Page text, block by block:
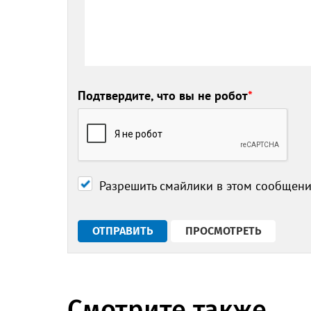
Подтвердите, что вы не робот*
Разрешить смайлики в этом